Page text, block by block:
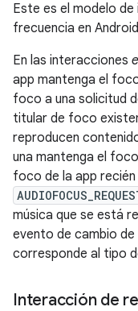
Este es el modelo
frecuencia en
En las interacciones
app mantenga el
foco a una solicitud
titular de foco
reproducen
una mantenga el
foco de la app
música que se está
evento de cambio
corresponde al tipo
Interacción de